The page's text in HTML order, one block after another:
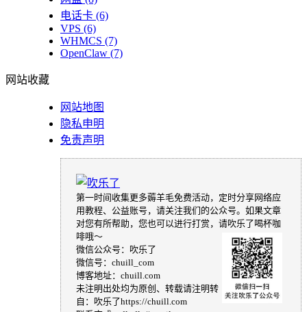
电话卡 (6)
VPS (6)
WHMCS (7)
OpenClaw (7)
网站收藏
网站地图
隐私申明
免责声明
第一时间收集更多薅羊毛免费活动，定时分享网络应
用教程、公益账号，请关注我们的公众号。如果文章
对您有所帮助，您也可以进行打赏，请吹乐了喝杯咖
啡哦～
微信公众号：吹乐了
微信号：chuill_com
博客地址：chuill.com
未注明出处均为原创、转载请注明转
自：吹乐了https://chuill.com